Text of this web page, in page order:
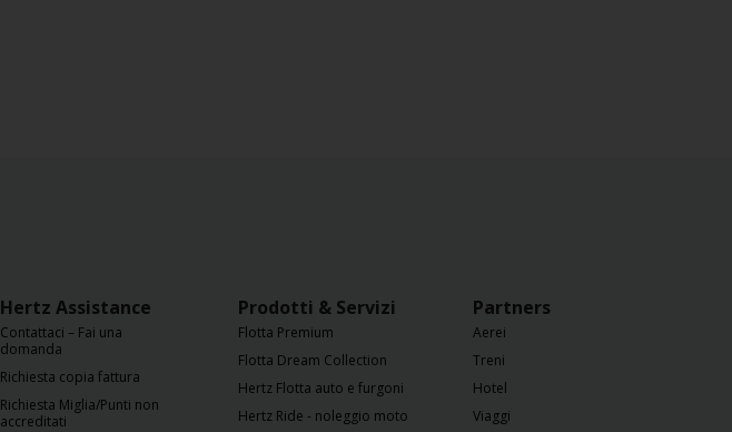
Hertz Assistance
Contattaci – Fai una
domanda
Richiesta copia fattura
Richiesta Miglia/Punti non
accreditati
Prodotti & Servizi
Flotta Premium
Flotta Dream Collection
Hertz Flotta auto e furgoni
Hertz Ride - noleggio moto
Partners
Aerei
Treni
Hotel
Viaggi